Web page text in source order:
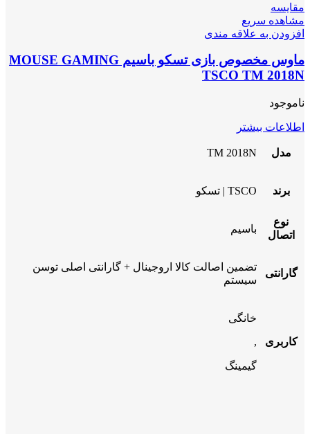
مقایسه
مشاهده سریع
افزودن به علاقه مندی
ماوس مخصوص بازی تسکو باسیم MOUSE GAMING
TSCO TM 2018N
ناموجود
اطلاعات بیشتر
مدل TM 2018N
برند TSCO | تسکو
نوع
اتصال
باسیم
گارانتی
تضمین اصالت کالا اروجینال + گارانتی اصلی توسن
سیستم
کاربری
خانگی
,
گیمینگ